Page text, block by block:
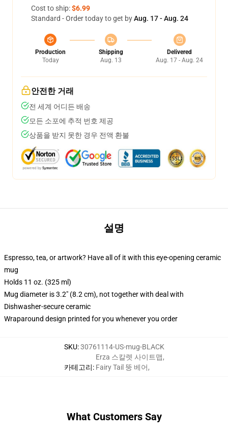
Cost to ship:$6.99
Standard - Order today to get byAug. 17 - Aug. 24
Production
Today
Shipping
Aug. 13
Delivered
Aug. 17 - Aug. 24
안전한 거래
전 세계 어디든 배송
모든 소포에 추적 번호 제공
상품을 받지 못한 경우 전액 환불
설명
Espresso, tea, or artwork? Have all of it with this eye-opening ceramic
mug
Holds 11 oz. (325 ml)
Mug diameter is 3.2" (8.2 cm), not together with deal with
Dishwasher-secure ceramic
Wraparound design printed for you whenever you order
SKU:30761114-US-mug-BLACK
카테고리:
Erza 스칼렛 사이트맵,
Fairy Tail 뚱 베어,
What Customers Say